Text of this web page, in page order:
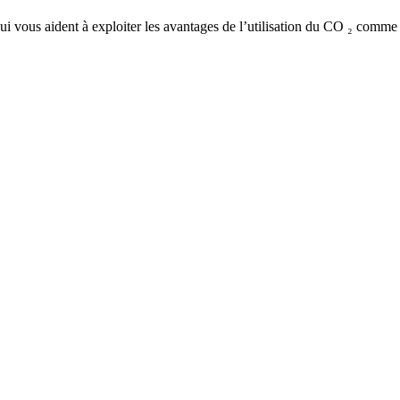
vous aident à exploiter les avantages de l’utilisation du CO ₂